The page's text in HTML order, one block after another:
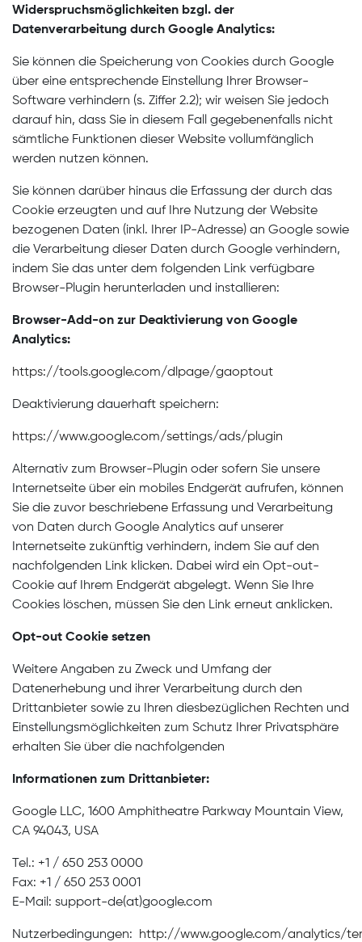
Widerspruchsmöglichkeiten bzgl. der
Datenverarbeitung durch Google Analytics:
Sie können die Speicherung von Cookies durch Google
über eine entsprechende Einstellung Ihrer Browser-
Software verhindern (s. Ziffer 2.2); wir weisen Sie jedoch
darauf hin, dass Sie in diesem Fall gegebenenfalls nicht
sämtliche Funktionen dieser Website vollumfänglich
werden nutzen können.
Sie können darüber hinaus die Erfassung der durch das
Cookie erzeugten und auf Ihre Nutzung der Website
bezogenen Daten (inkl. Ihrer IP-Adresse) an Google sowie
die Verarbeitung dieser Daten durch Google verhindern,
indem Sie das unter dem folgenden Link verfügbare
Browser-Plugin herunterladen und installieren:
Browser-Add-on zur Deaktivierung von Google
Analytics:
https://tools.google.com/dlpage/gaoptout
Deaktivierung dauerhaft speichern:
https://www.google.com/settings/ads/plugin
Alternativ zum Browser-Plugin oder sofern Sie unsere
Internetseite über ein mobiles Endgerät aufrufen, können
Sie die zuvor beschriebene Erfassung und Verarbeitung
von Daten durch Google Analytics auf unserer
Internetseite zukünftig verhindern, indem Sie auf den
nachfolgenden Link klicken. Dabei wird ein Opt-out-
Cookie auf Ihrem Endgerät abgelegt. Wenn Sie Ihre
Cookies löschen, müssen Sie den Link erneut anklicken.
Opt-out Cookie setzen
Weitere Angaben zu Zweck und Umfang der
Datenerhebung und ihrer Verarbeitung durch den
Drittanbieter sowie zu Ihren diesbezüglichen Rechten und
Einstellungsmöglichkeiten zum Schutz Ihrer Privatsphäre
erhalten Sie über die nachfolgenden
Informationen zum Drittanbieter:
Google LLC, 1600 Amphitheatre Parkway Mountain View,
CA 94043, USA
Tel.: +1 / 650 253 0000
Fax: +1 / 650 253 0001
E-Mail: support-de(at)google.com
Nutzerbedingungen: http://www.google.com/analytics/